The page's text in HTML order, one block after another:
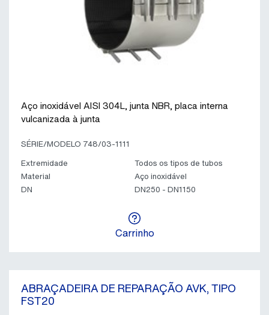
Aço inoxidável AISI 304L, junta NBR, placa interna
vulcanizada à junta
SÉRIE/MODELO 748/03-1111
Extremidade
Todos os tipos de tubos
Material
Aço inoxidável
DN
DN250 - DN1150
Carrinho
ABRAÇADEIRA DE REPARAÇÃO AVK, TIPO
FST20